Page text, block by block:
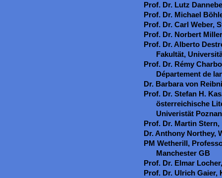
Prof. Dr. Lutz
Prof. Dr. Michael
Prof. Dr. Carl Weber,
Prof. Dr. Norbert
Prof. Dr. Alberto
Fakultät,
Prof. Dr. Rémy
Département de
Dr. Barbara von
Prof. Dr. Stefan H.
österreichische
Univeristät
Prof. Dr. Martin Stern,
Dr. Anthony Northey,
PM Wetherill,
Manchester GB
Prof. Dr. Elmar
Prof. Dr. Ulrich Gaier,